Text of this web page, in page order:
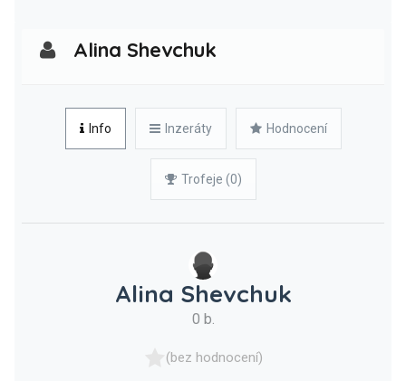
Alina Shevchuk
Info Inzeráty Hodnocení
Trofeje (0)
Alina Shevchuk
0 b.
(bez hodnocení)